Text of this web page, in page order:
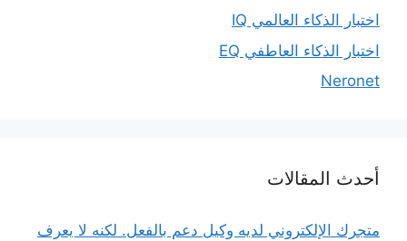
اختبار الذكاء العالمي IQ
اختبار الذكاء العاطفي EQ
Neronet
أحدث المقالات
متجرك الإلكتروني لديه وكيل دعم بالفعل. لكنه لا يعرف